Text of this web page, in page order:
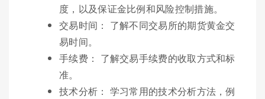
度，以及保证金比例和风险控制措施。
交易时间： 了解不同交易所的期货黄金交
易时间。
手续费： 了解交易手续费的收取方式和标
准。
技术分析： 学习常用的技术分析方法，例